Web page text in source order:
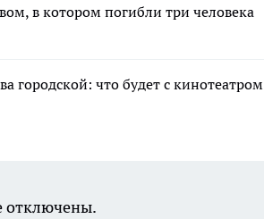
в котором погибли три человека
городской: что будет с кинотеатром
отключены.